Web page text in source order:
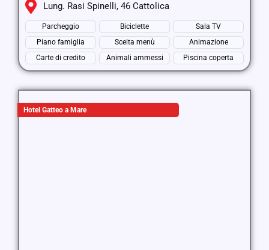
Lung. Rasi Spinelli, 46 Cattolica
Parcheggio Biciclette
Sala TV
Piano famiglia
Scelta menù
Animazione
Carte di credito
Animali ammessi Piscina coperta
Hotel Gatteo a Mare